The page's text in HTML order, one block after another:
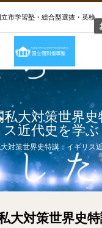
立市学習塾・総合型選抜・英検
大対策世界
ス近代史を学ぶ
対策世界史特講：イギリス
大対策世界史